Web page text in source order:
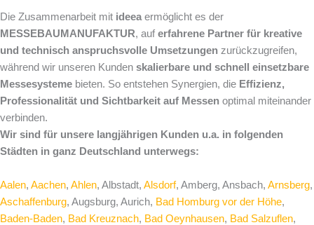
Die Zusammenarbeit mit ideea ermöglicht es der
MESSEBAUMANUFAKTUR, auf erfahrene Partner für kreative
und technisch anspruchsvolle Umsetzungen zurückzugreifen,
während wir unseren Kunden skalierbare und schnell einsetzbare
Messesysteme bieten. So entstehen Synergien, die Effizienz,
Professionalität und Sichtbarkeit auf Messen optimal miteinander
verbinden.
Wir sind für unsere langjährigen Kunden u.a. in folgenden
Städten in ganz Deutschland unterwegs:
Aalen, Aachen, Ahlen, Albstadt, Alsdorf, Amberg, Ansbach, Arnsberg,
Aschaffenburg, Augsburg, Aurich, Bad Homburg vor der Höhe,
Baden-Baden, Bad Kreuznach, Bad Oeynhausen, Bad Salzuflen,